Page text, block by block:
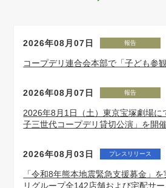
2026年08月07日 報告
コープデリ連合会本部で「子ども参
2026年08月07日 報告
2026年8月1日（土）東京宝塚劇場に
子三世代コープデリ貸切公演」を開
2026年08月03日 プレスリリース
「令和8年熊本地震緊急支援募金」
リグループ全142店舗および宅配サ